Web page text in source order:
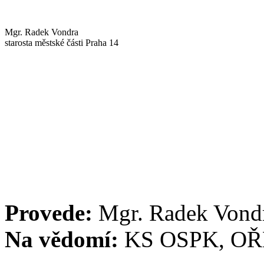
Mgr. Radek Vondra
starosta městské části Praha 14
Provede: Mgr. Radek
Na vědomí: KS OSPK,